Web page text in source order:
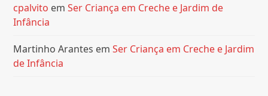
cpalvito emSer Criança em Creche e Jardim de
Infância
Martinho Arantes emSer Criança em Creche e Jardim
de Infância